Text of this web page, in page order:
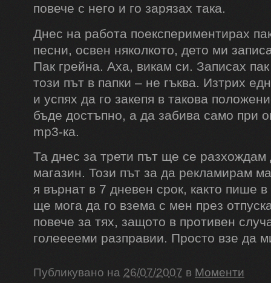
повече с него и го зарязах така.
Днес на работа поекспериментирах
песни, освен няколкото, дето ми
Пак грейна. Аха, викам си. Записах
този път в папки – не гъква. Изтрих
и успях да го закепя в такова
бъде достъпно, а да забива само при
mp3-ка.
Та днес за трети път ще се разхождам
магазин. Този път за да рекламирам
я върнат в 7 дневен срок, както пише
ще мога да го взема с мен през
повече за тях, защото в противен
голееееми разправии. Просто взе да
Публикувано на 26/07/2007 в Моменти